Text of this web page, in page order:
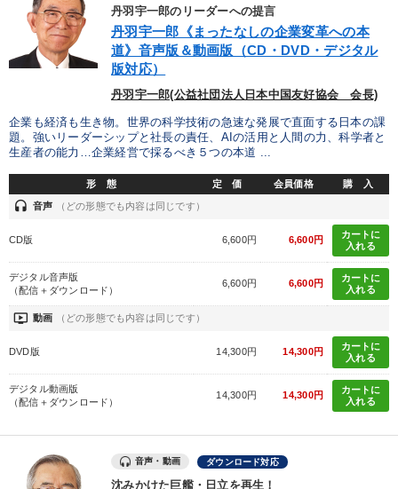
丹羽宇一郎のリーダーへの提言
丹羽宇一郎《まったなしの企業変革への本
道》音声版＆動画版（CD・DVD・デジタル
版対応）
丹羽宇一郎(公益社団法人日本中国友好協会 会長)
企業も経済も生き物。世界の科学技術の急速な発展で直面する日本の課
題。強いリーダーシップと社長の責任、AIの活用と人間の力、科学者と
生産者の能力…企業経営で採るべき５つの本道 ...
形 態 定 価 会員価格 購 入
headset 音声 （どの形態でも内容は同じです）
CD版 6,600円 6,600円
カートに
入れる
デジタル音声版
（配信＋ダウンロード）
6,600円 6,600円
カートに
入れる
ondemand_video 動画 （どの形態でも内容は同じです）
DVD版 14,300円 14,300円
カートに
入れる
デジタル動画版
（配信＋ダウンロード）
14,300円 14,300円
カートに
入れる
音声・動画 ダウンロード対応
沈みかけた巨艦・日立を再生！